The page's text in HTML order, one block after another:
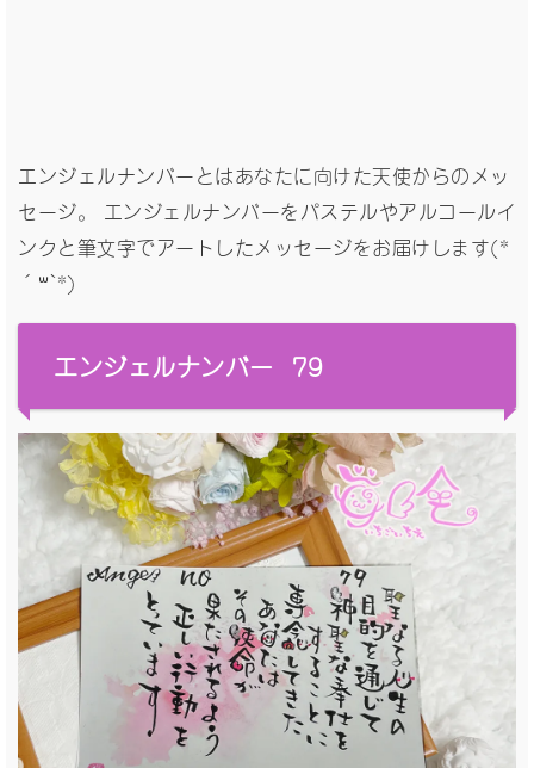
エンジェルナンバーとはあなたに向けた天使からのメッ
セージ。 エンジェルナンバーをパステルやアルコールイ
ンクと筆文字でアートしたメッセージをお届けします(*
´꒳`*)
エンジェルナンバー 79